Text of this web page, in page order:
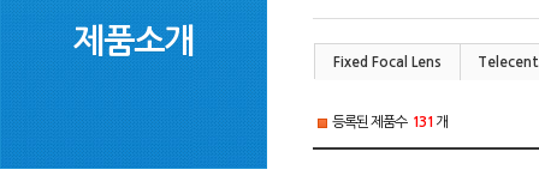
제품소개
Fixed Focal Lens
등록된 제품수 131 개